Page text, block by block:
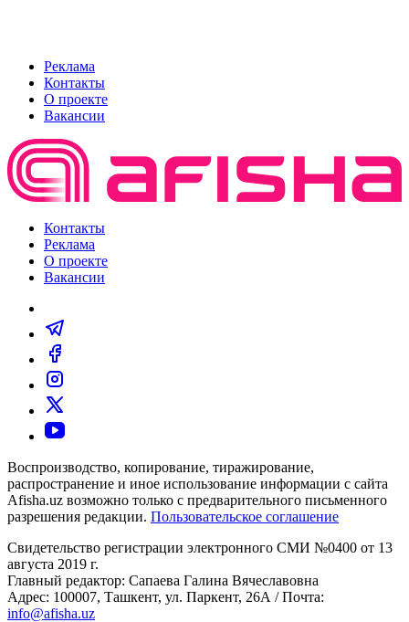
Реклама
Контакты
О проекте
Вакансии
Контакты
Реклама
О проекте
Вакансии
Воспроизводство, копирование, тиражирование,
распространение и иное использование информации с сайта
Afisha.uz возможно только с предварительного письменного
разрешения редакции. Пользовательское соглашение
Свидетельство регистрации электронного СМИ №0400 от 13
августа 2019 г.
Главный редактор: Сапаева Галина Вячеславовна
Адрес: 100007, Ташкент, ул. Паркент, 26А / Почта:
info@afisha.uz